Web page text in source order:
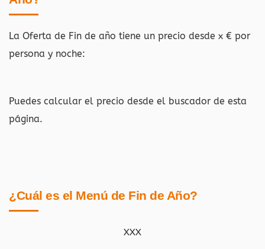
La Oferta de Fin de año tiene un precio desde x € por
persona y noche:
Puedes calcular el precio desde el buscador de esta
página.
¿Cuál es el Menú de Fin de Año?
XXX